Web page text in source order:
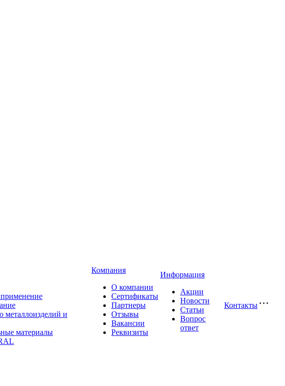
металлоизделий и
материалы
Компания
О компании
Сертификаты
Партнеры
Отзывы
Вакансии
Реквизиты
Информация
Акции
Новости
Статьи
Вопрос
ответ
Контакты